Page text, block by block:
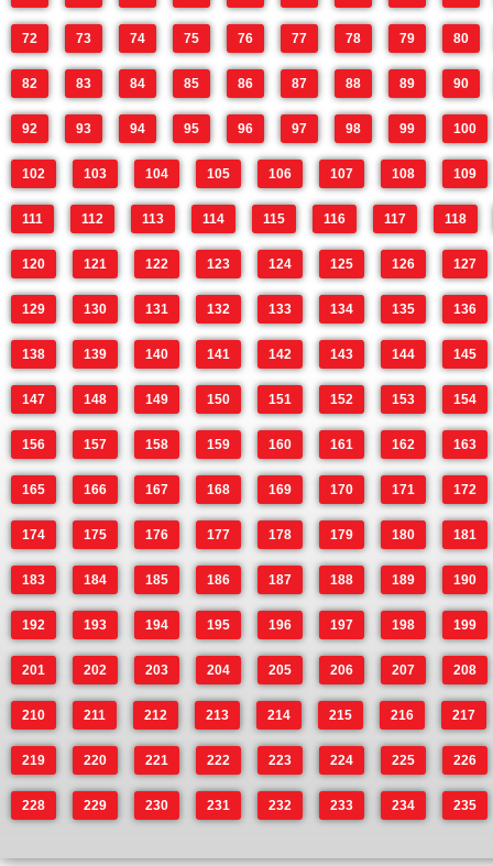
72 73 74 75 76 77 78 79 80
82 83 84 85 86 87 88 89 90
92 93 94 95 96 97 98 99 100
102 103 104 105 106 107 108 109
111 112 113 114 115 116 117 118
120 121 122 123 124 125 126 127
129 130 131 132 133 134 135 136
138 139 140 141 142 143 144 145
147 148 149 150 151 152 153 154
156 157 158 159 160 161 162 163
165 166 167 168 169 170 171 172
174 175 176 177 178 179 180 181
183 184 185 186 187 188 189 190
192 193 194 195 196 197 198 199
201 202 203 204 205 206 207 208
210 211 212 213 214 215 216 217
219 220 221 222 223 224 225 226
228 229 230 231 232 233 234 235